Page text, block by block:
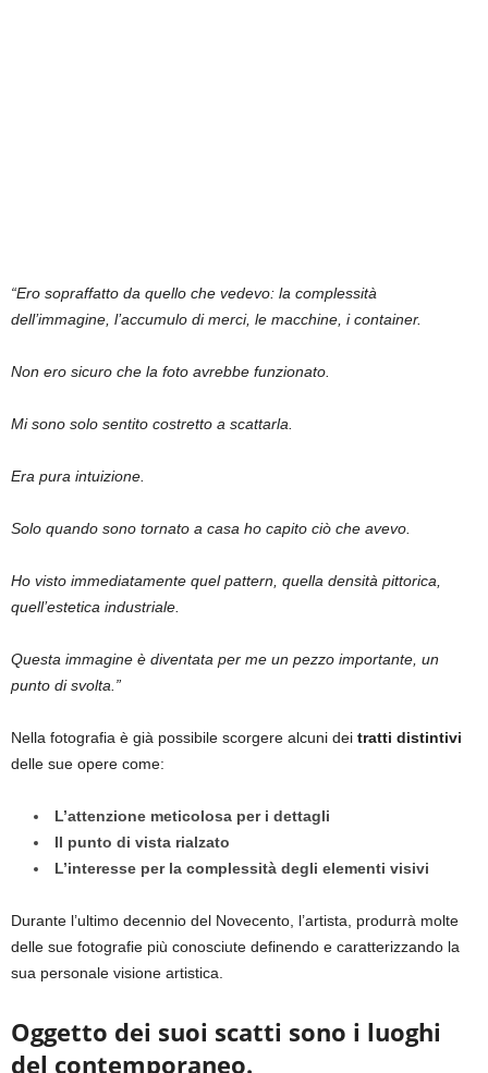
“Ero sopraffatto da quello che vedevo: la complessità
dell’immagine, l’accumulo di merci, le macchine, i container.
Non ero sicuro che la foto avrebbe funzionato.
Mi sono solo sentito costretto a scattarla.
Era pura intuizione.
Solo quando sono tornato a casa ho capito ciò che avevo.
Ho visto immediatamente quel pattern, quella densità pittorica,
quell’estetica industriale.
Questa immagine è diventata per me un pezzo importante, un
punto di svolta.”
Nella fotografia è già possibile scorgere alcuni dei tratti distintivi
delle sue opere come:
L’attenzione meticolosa per i dettagli
Il punto di vista rialzato
L’interesse per la complessità degli elementi visivi
Durante l’ultimo decennio del Novecento, l’artista, produrrà molte
delle sue fotografie più conosciute definendo e caratterizzando la
sua personale visione artistica.
Oggetto dei suoi scatti sono i luoghi
del contemporaneo.